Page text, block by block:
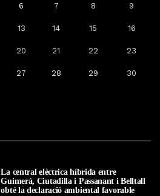
6 7 8 9
13 14 15 16
20 21 22 23
27 28 29 30
La central elèctrica híbrida entre
Guimerà, Ciutadilla i Passanant i Belltall
obté la declaració ambiental favorable